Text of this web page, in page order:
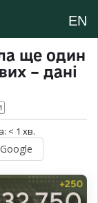
EN
ще один
– дані
< 1 хв.